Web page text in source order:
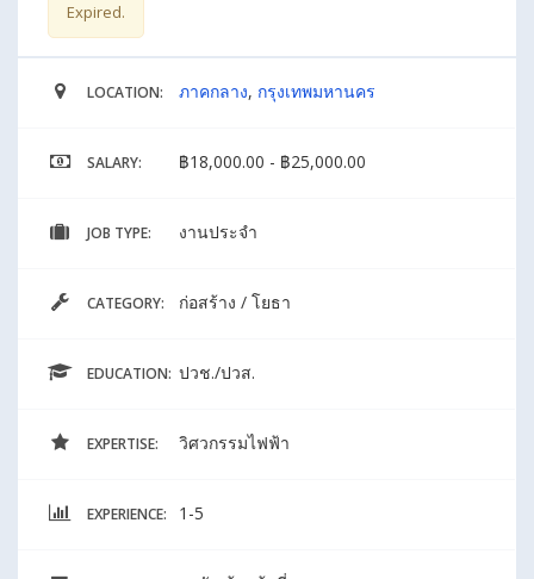
Expired.
LOCATION: ภาคกลาง, กรุงเทพมหานคร
SALARY: ฿18,000.00 - ฿25,000.00
JOB TYPE: งานประจำ
CATEGORY: ก่อสร้าง / โยธา
EDUCATION: ปวช./ปวส.
EXPERTISE: วิศวกรรมไฟฟ้า
EXPERIENCE: 1-5